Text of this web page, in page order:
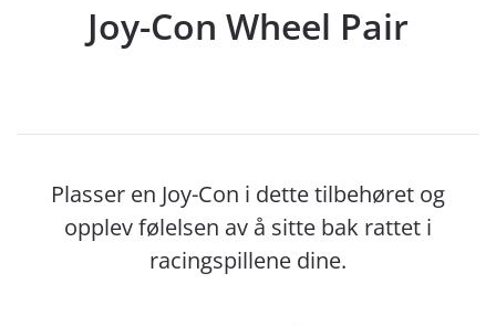
Joy-Con Wheel Pair
Plasser en Joy-Con i dette tilbehøret og
opplev følelsen av å sitte bak rattet i
racingspillene dine.